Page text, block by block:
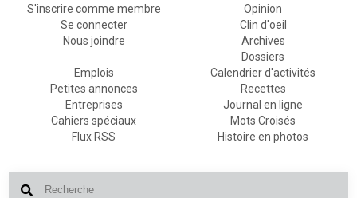
S'inscrire comme membre
Se connecter
Nous joindre
Opinion
Clin d'oeil
Archives
Dossiers
Emplois
Petites annonces
Entreprises
Cahiers spéciaux
Flux RSS
Calendrier d'activités
Recettes
Journal en ligne
Mots Croisés
Histoire en photos